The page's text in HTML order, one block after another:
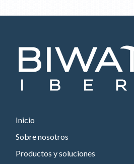
Inicio
Sobre nosotros
Productos y soluciones